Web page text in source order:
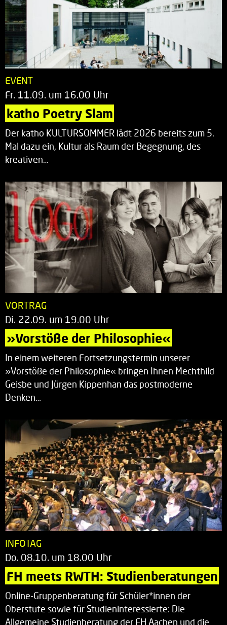
EVENT
Fr. 11.09. um 16.00 Uhr
katho Poetry Slam
Der katho KULTURSOMMER lädt 2026 bereits zum 5.
Mal dazu ein, Kultur als Raum der Begegnung, des
kreativen…
VORTRAG
Di. 22.09. um 19.00 Uhr
»Vorstöße der Philosophie«
In einem weiteren Fortsetzungstermin unserer
»Vorstöße der Philosophie« bringen Ihnen Mechthild
Geisbe und Jürgen Kippenhan das postmoderne
Denken…
INFOTAG
Do. 08.10. um 18.00 Uhr
FH meets RWTH: Studienberatungen
Online-Gruppenberatung für Schüler*innen der
Oberstufe sowie für Studieninteressierte: Die
Allgemeine Studienberatung der FH Aachen und die